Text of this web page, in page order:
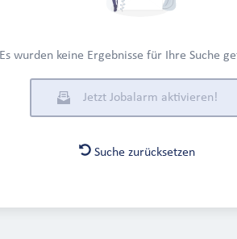
Es wurden keine Ergebnisse für Ihre Suche
Jetzt Jobalarm aktivieren!
Suche zurücksetzen